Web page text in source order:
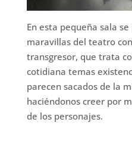
En esta pequeña sala
maravillas del teatro
transgresor, que trata
cotidiana temas
parecen sacados de la
haciéndonos creer por
de los personajes.